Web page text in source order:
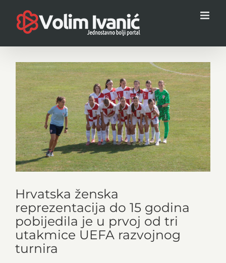
content
View
Larger
Image
Hrvatska ženska
reprezentacija do 15 godina
pobijedila je u prvoj od tri
utakmice UEFA razvojnog
turnira